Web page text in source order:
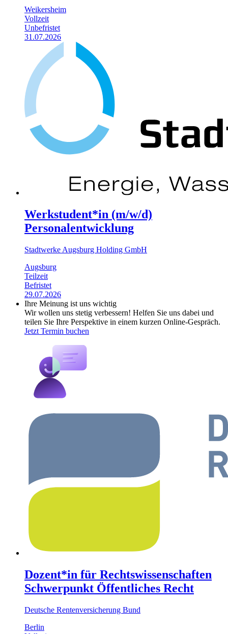
Weikersheim
Vollzeit
Unbefristet
31.07.2026
Werkstudent*in (m/w/d)
Personalentwicklung
Stadtwerke Augsburg Holding GmbH
Augsburg
Teilzeit
Befristet
29.07.2026
Ihre Meinung ist uns wichtig
Wir wollen uns stetig verbessern! Helfen Sie uns dabei und
teilen Sie Ihre Perspektive in einem kurzen Online-Gespräch.
Jetzt Termin buchen
Dozent*in für Rechtswissenschaften
Schwerpunkt Öffentliches Recht
Deutsche Rentenversicherung Bund
Berlin